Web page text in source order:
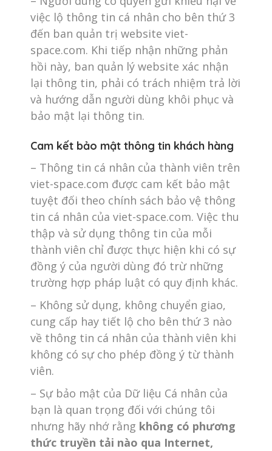
việc lộ thông tin cá nhân cho bên thứ 3
đến ban quản trị website viet-
space.com. Khi tiếp nhận những phản
hồi này, ban quản lý website xác nhận
lại thông tin, phải có trách nhiệm trả lời
và hướng dẫn người dùng khôi phục và
bảo mật lại thông tin.
Cam kết bảo mật thông tin khách hàng
– Thông tin cá nhân của thành viên trên
viet-space.com được cam kết bảo mật
tuyệt đối theo chính sách bảo vệ thông
tin cá nhân của viet-space.com. Việc thu
thập và sử dụng thông tin của mỗi
thành viên chỉ được thực hiện khi có sự
đồng ý của người dùng đó trừ những
trường hợp pháp luật có quy định khác.
– Không sử dụng, không chuyển giao,
cung cấp hay tiết lộ cho bên thứ 3 nào
về thông tin cá nhân của thành viên khi
không có sự cho phép đồng ý từ thành
viên.
– Sự bảo mật của Dữ liệu Cá nhân của
bạn là quan trọng đối với chúng tôi
nhưng hãy nhớ rằng không có phương
thức truyền tải nào qua Internet,